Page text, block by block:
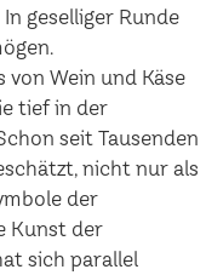
geselliger Runde
von Wein und Käse
tief in der
seit Tausenden
nicht nur als
der
Kunst der
sich parallel